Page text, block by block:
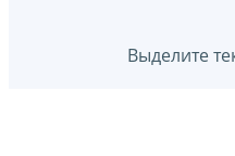
Выделите